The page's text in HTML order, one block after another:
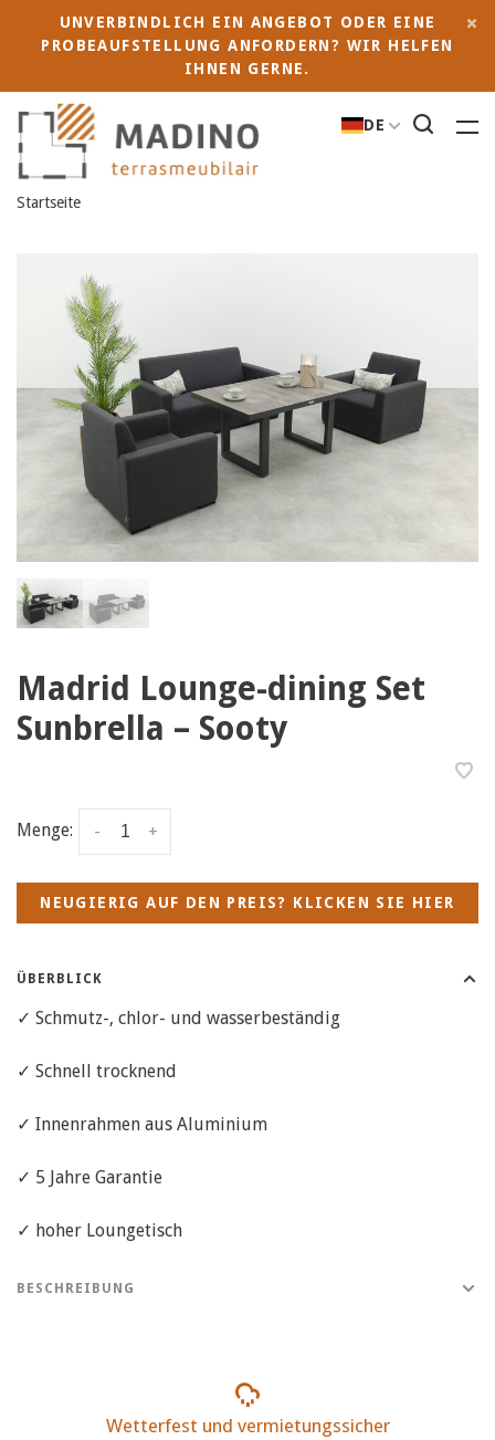
UNVERBINDLICH EIN ANGEBOT ODER EINE
PROBEAUFSTELLUNG ANFORDERN? WIR HELFEN
IHNEN GERNE.
DE
Startseite
Madrid Lounge-dining Set
Sunbrella – Sooty
Menge: +
-
NEUGIERIG AUF DEN PREIS? KLICKEN SIE HIER
ÜBERBLICK
✓ Schmutz-, chlor- und wasserbeständig
✓ Schnell trocknend
✓ Innenrahmen aus Aluminium
✓ 5 Jahre Garantie
✓ hoher Loungetisch
BESCHREIBUNG
Wetterfest und vermietungssicher